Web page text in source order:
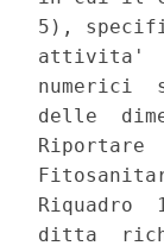
5),
attivita'
numerici
delle
Riquadro
ditta